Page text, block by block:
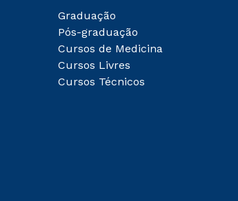
Graduação
Pós-graduação
Cursos de Medicina
Cursos Livres
Cursos Técnicos